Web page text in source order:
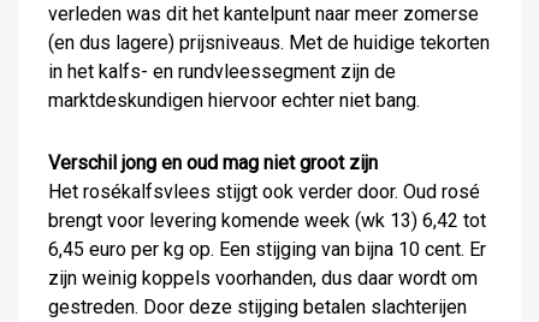
verleden was dit het kantelpunt naar meer zomerse
(en dus lagere) prijsniveaus. Met de huidige tekorten
in het kalfs- en rundvleessegment zijn de
marktdeskundigen hiervoor echter niet bang.
Verschil jong en oud mag niet groot zijn
Het rosékalfsvlees stijgt ook verder door. Oud rosé
brengt voor levering komende week (wk 13) 6,42 tot
6,45 euro per kg op. Een stijging van bijna 10 cent. Er
zijn weinig koppels voorhanden, dus daar wordt om
gestreden. Door deze stijging betalen slachterijen